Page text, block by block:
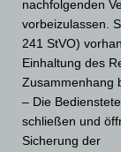
nachfolgenden
vorbeizulassen.
241 StVO)
Einhaltung des
Zusammenhang
– Die
schließen und
Sicherung der